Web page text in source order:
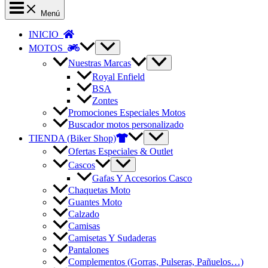
Menú
INICIO
MOTOS
Nuestras Marcas
Royal Enfield
BSA
Zontes
Promociones Especiales Motos
Buscador motos personalizado
TIENDA (Biker Shop)
Ofertas Especiales & Outlet
Cascos
Gafas Y Accesorios Casco
Chaquetas Moto
Guantes Moto
Calzado
Camisas
Camisetas Y Sudaderas
Pantalones
Complementos (Gorras, Pulseras, Pañuelos…)